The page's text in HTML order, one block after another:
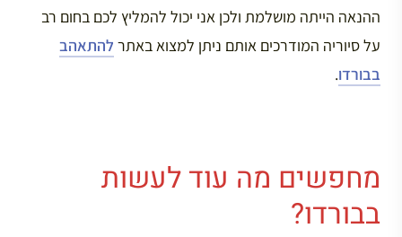
ההנאה הייתה מושלמת ולכן אני יכול להמליץ לכם בחום רב
על סיוריה המודרכים אותם ניתן למצוא באתר להתאהב
בבורדו.
מחפשים מה עוד לעשות
בבורדו?